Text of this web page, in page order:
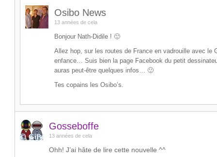
Osibo News
13 années de cela
Bonjour Nath-Didile ! 🙂
Allez hop, sur les routes de France en vadrouille avec le
enfance… Suis bien la page Facebook du petit
auras peut-être quelques infos… 🙂
Tes copains les Osibo’s.
Gosseboffe
13 années de cela
Ohh! J’ai hâte de lire cette nouvelle ^^